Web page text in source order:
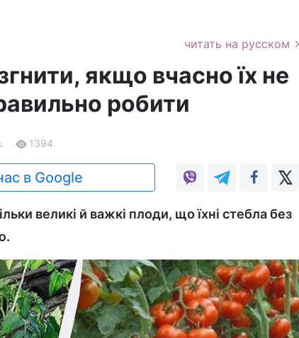
читать на русском
якщо вчасно їх не
робити
1394
в Google
великі й важкі плоди, що їхні стебла без